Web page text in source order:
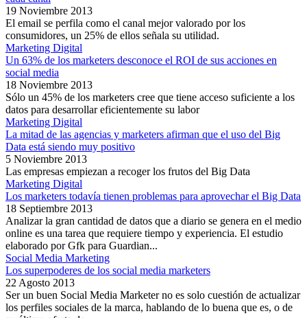
19 Noviembre 2013
El email se perfila como el canal mejor valorado por los
consumidores, un 25% de ellos señala su utilidad.
Marketing Digital
Un 63% de los marketers desconoce el ROI de sus acciones en
social media
18 Noviembre 2013
Sólo un 45% de los marketers cree que tiene acceso suficiente a los
datos para desarrollar eficientemente su labor
Marketing Digital
La mitad de las agencias y marketers afirman que el uso del Big
Data está siendo muy positivo
5 Noviembre 2013
Las empresas empiezan a recoger los frutos del Big Data
Marketing Digital
Los marketers todavía tienen problemas para aprovechar el Big Data
18 Septiembre 2013
Analizar la gran cantidad de datos que a diario se genera en el medio
online es una tarea que requiere tiempo y experiencia. El estudio
elaborado por Gfk para Guardian...
Social Media Marketing
Los superpoderes de los social media marketers
22 Agosto 2013
Ser un buen Social Media Marketer no es solo cuestión de actualizar
los perfiles sociales de la marca, hablando de lo buena que es, o de